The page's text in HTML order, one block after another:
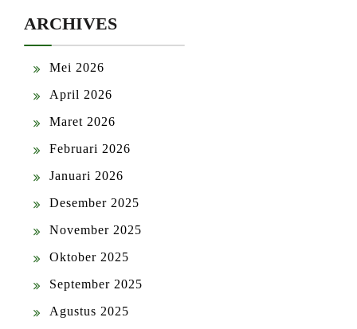
ARCHIVES
Mei 2026
April 2026
Maret 2026
Februari 2026
Januari 2026
Desember 2025
November 2025
Oktober 2025
September 2025
Agustus 2025